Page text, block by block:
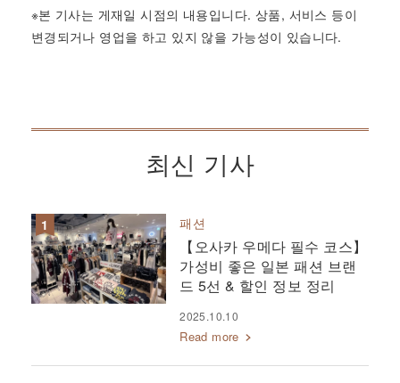
※본 기사는 게재일 시점의 내용입니다. 상품, 서비스 등이
변경되거나 영업을 하고 있지 않을 가능성이 있습니다.
최신 기사
패션
【오사카 우메다 필수 코스】
가성비 좋은 일본 패션 브랜
드 5선 & 할인 정보 정리
2025.10.10
Read more